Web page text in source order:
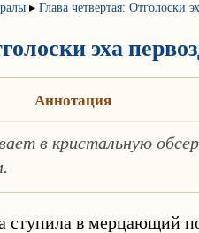
▸ Глава четвертая: Отголоски
эха
Аннотация
в кристальную
в мерцающий